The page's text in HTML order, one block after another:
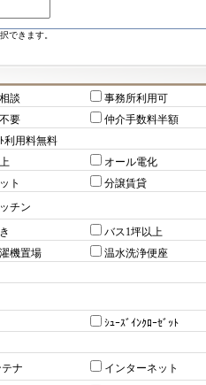
できます。
談
事務所利用可
要
仲介手数料半額
利用料無料
オール電化
ト 分譲賃貸
チン
バス1坪以上
機置場
温水洗浄便座
ｼｭｰｽﾞｲﾝｸﾛｰｾﾞｯﾄ
テナ インターネット